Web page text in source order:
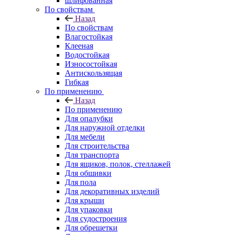
По свойствам
Назад
По свойствам
Влагостойкая
Клееная
Водостойкая
Износостойкая
Антискользящая
Гибкая
По применению
Назад
По применению
Для опалубки
Для наружной отделки
Для мебели
Для строительства
Для транспорта
Для ящиков, полок, стеллажей
Для обшивки
Для пола
Для декоративных изделий
Для крыши
Для упаковки
Для судостроения
Для обрешетки